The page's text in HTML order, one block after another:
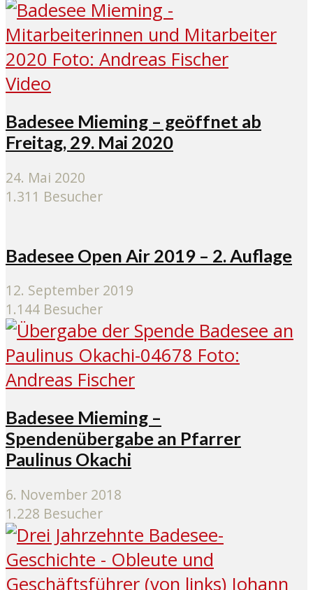
Video
Badesee Mieming – geöffnet ab
Freitag, 29. Mai 2020
24. Mai 2020
1.311 Besucher
Badesee Open Air 2019 – 2. Auflage
12. September 2019
1.144 Besucher
Badesee Mieming –
Spendenübergabe an Pfarrer
Paulinus Okachi
6. November 2018
1.228 Besucher